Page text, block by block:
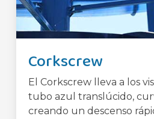
Corkscrew
El Corkscrew lleva a los
tubo azul translúcido,
creando un descenso